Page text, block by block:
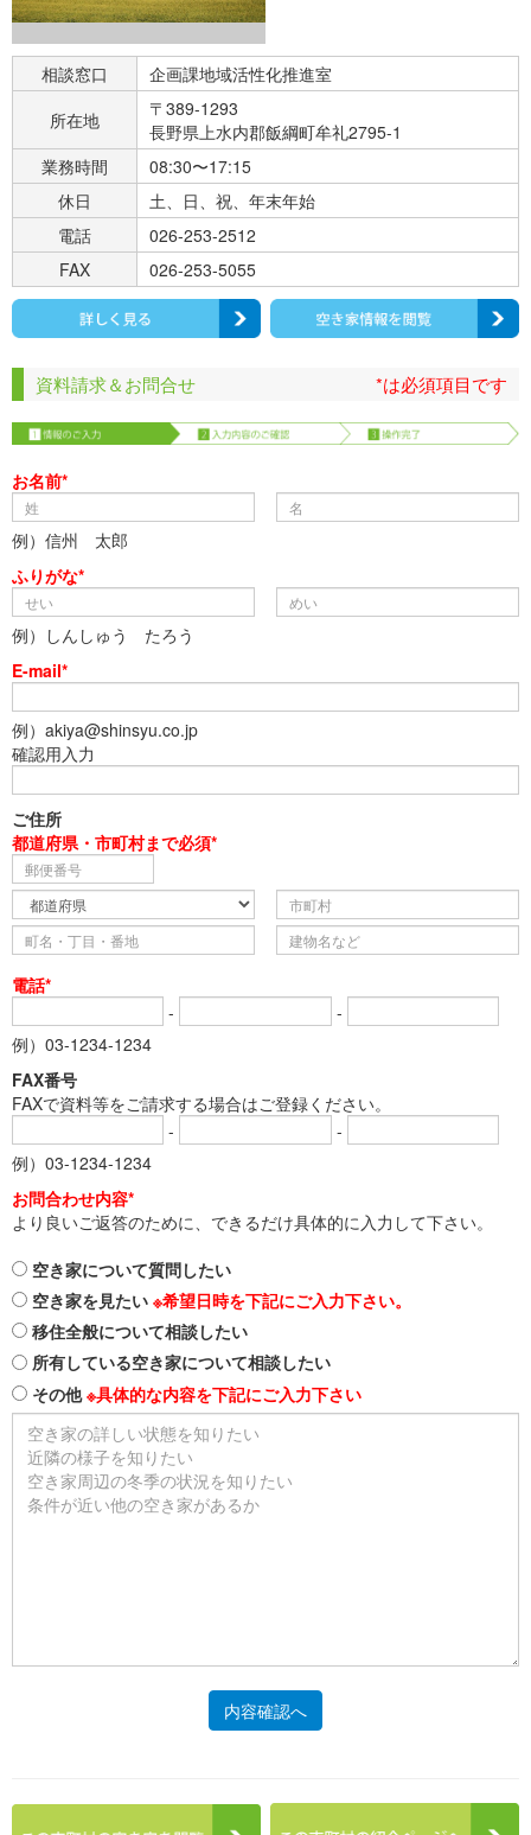
相談窓口
企画課地域活性化推進室
所在地
〒389-1293
長野県上水内郡飯綱町牟礼2795-1
業務時間
08:30〜17:15
休日
土、日、祝、年末年始
電話
026-253-2512
FAX
026-253-5055
資料請求＆お問合せ *は必須項目です
お名前*
例）信州 太郎
ふりがな*
例）しんしゅう たろう
E-mail*
例）akiya@shinsyu.co.jp
確認用入力
ご住所
都道府県・市町村まで必須*
電話*
-
-
例）03-1234-1234
FAX番号
FAXで資料等をご請求する場合はご登録ください。
-
-
例）03-1234-1234
お問合わせ内容*
より良いご返答のために、できるだけ具体的に入力して下さい。
空き家について質問したい
空き家を見たい ※希望日時を下記にご入力下さい。
移住全般について相談したい
所有している空き家について相談したい
その他※具体的な内容を下記にご入力下さい
内容確認へ